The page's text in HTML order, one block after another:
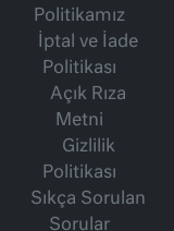
Politikamız
İptal ve İade
Politikası
Açık Rıza
Metni
Gizlilik
Politikası
Sıkça Sorulan
Sorular